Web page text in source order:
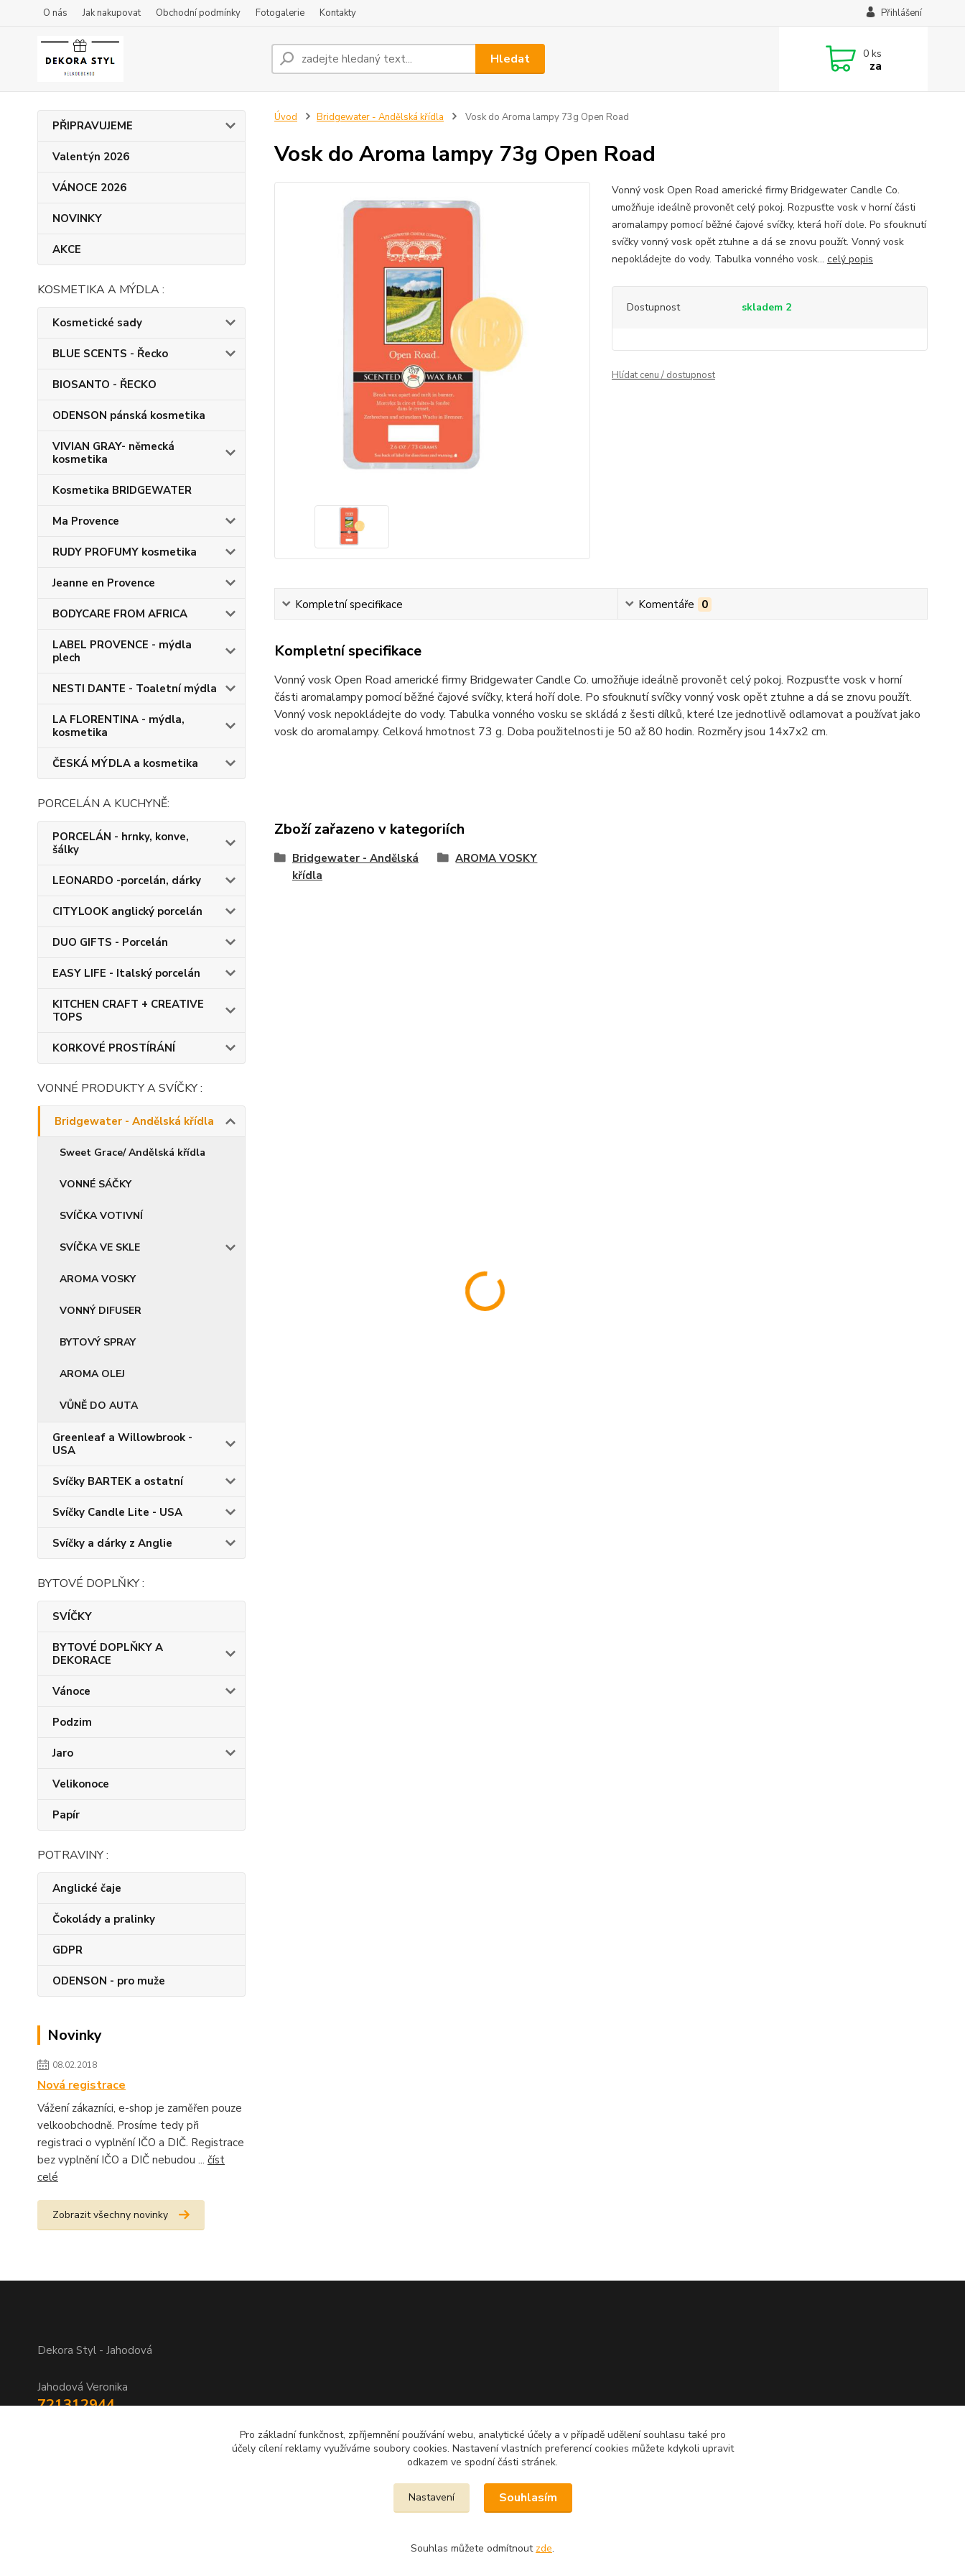
O nás Jak nakupovat Obchodní podmínky Fotogalerie Kontakty Přihlášení
Hledat 0 ks
za
PŘIPRAVUJEME
Valentýn 2026
VÁNOCE 2026
NOVINKY
AKCE
KOSMETIKA A MÝDLA :
Kosmetické sady
BLUE SCENTS - Řecko
BIOSANTO - ŘECKO
ODENSON pánská kosmetika
VIVIAN GRAY- německá
kosmetika
Kosmetika BRIDGEWATER
Ma Provence
RUDY PROFUMY kosmetika
Jeanne en Provence
BODYCARE FROM AFRICA
LABEL PROVENCE - mýdla
plech
NESTI DANTE - Toaletní mýdla
LA FLORENTINA - mýdla,
kosmetika
ČESKÁ MÝDLA a kosmetika
PORCELÁN A KUCHYNĚ:
PORCELÁN - hrnky, konve,
šálky
LEONARDO -porcelán, dárky
CITYLOOK anglický porcelán
DUO GIFTS - Porcelán
EASY LIFE - Italský porcelán
KITCHEN CRAFT + CREATIVE
TOPS
KORKOVÉ PROSTÍRÁNÍ
VONNÉ PRODUKTY A SVÍČKY :
Bridgewater - Andělská křídla
Sweet Grace/ Andělská křídla
VONNÉ SÁČKY
SVÍČKA VOTIVNÍ
SVÍČKA VE SKLE
AROMA VOSKY
VONNÝ DIFUSER
BYTOVÝ SPRAY
AROMA OLEJ
VŮNĚ DO AUTA
Greenleaf a Willowbrook -
USA
Svíčky BARTEK a ostatní
Svíčky Candle Lite - USA
Svíčky a dárky z Anglie
BYTOVÉ DOPLŇKY :
SVÍČKY
BYTOVÉ DOPLŇKY A
DEKORACE
Vánoce
Podzim
Jaro
Velikonoce
Papír
POTRAVINY :
Anglické čaje
Čokolády a pralinky
GDPR
ODENSON - pro muže
Novinky
08.02.2018
Nová registrace
Vážení zákazníci, e-shop je zaměřen pouze
velkoobchodně. Prosíme tedy při
registraci o vyplnění IČO a DIČ. Registrace
bez vyplnění IČO a DIČ nebudou ... číst
celé
Zobrazit všechny novinky
Úvod Bridgewater - Andělská křídla Vosk do Aroma lampy 73g Open Road
Vosk do Aroma lampy 73g Open Road
Vonný vosk Open Road americké firmy Bridgewater Candle Co.
umožňuje ideálně provonět celý pokoj. Rozpusťte vosk v horní části
aromalampy pomocí běžné čajové svíčky, která hoří dole. Po sfouknutí
svíčky vonný vosk opět ztuhne a dá se znovu použít. Vonný vosk
nepokládejte do vody. Tabulka vonného vosk... celý popis
Dostupnost skladem 2
Hlídat cenu / dostupnost
Kompletní specifikace Komentáře 0
Kompletní specifikace
Vonný vosk Open Road americké firmy Bridgewater Candle Co. umožňuje ideálně provonět celý pokoj. Rozpusťte vosk v horní
části aromalampy pomocí běžné čajové svíčky, která hoří dole. Po sfouknutí svíčky vonný vosk opět ztuhne a dá se znovu použít.
Vonný vosk nepokládejte do vody. Tabulka vonného vosku se skládá z šesti dílků, které lze jednotlivě odlamovat a používat jako
vosk do aromalampy. Celková hmotnost 73 g. Doba použitelnosti je 50 až 80 hodin. Rozměry jsou 14x7x2 cm.
Zboží zařazeno v kategoriích
Bridgewater - Andělská
křídla
AROMA VOSKY
Dekora Styl - Jahodová
Jahodová Veronika
721312944
Pro základní funkčnost, zpříjemnění používání webu, analytické účely a v případě udělení souhlasu také pro
účely cílení reklamy využíváme soubory cookies. Nastavení vlastních preferencí cookies můžete kdykoli upravit
odkazem ve spodní části stránek.
Nastavení Souhlasím
Souhlas můžete odmítnout zde.